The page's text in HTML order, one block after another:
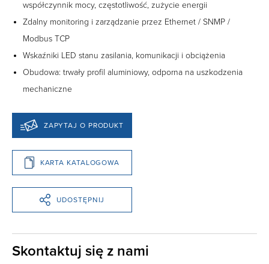
współczynnik mocy, częstotliwość, zużycie energii
Zdalny monitoring i zarządzanie przez Ethernet / SNMP /
Modbus TCP
Wskaźniki LED stanu zasilania, komunikacji i obciążenia
Obudowa: trwały profil aluminiowy, odporna na uszkodzenia
mechaniczne
ZAPYTAJ O PRODUKT
KARTA KATALOGOWA
UDOSTĘPNIJ
Skontaktuj się z nami